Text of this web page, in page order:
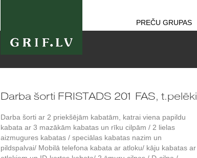
PREČU GRUPAS
Darba šorti FRISTADS 201 FAS, t.pelēki
Darba šorti ar 2 priekšējām kabatām, katrai viena papildu
kabata ar 3 mazākām kabatas un rīku cilpām / 2 lielas
aizmugures kabatas / speciālas kabatas nazim un
pildspalvai/ Mobilā telefona kabata ar atloku/ kāju kabatas ar